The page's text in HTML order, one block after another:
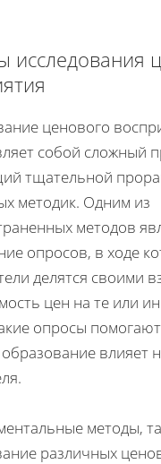
исследования
ценового
собой сложный
тщательной
методик. Одним из
методов
опросов, в ходе
делятся своими
цен на те или
опросы
влияет
методы,
различных